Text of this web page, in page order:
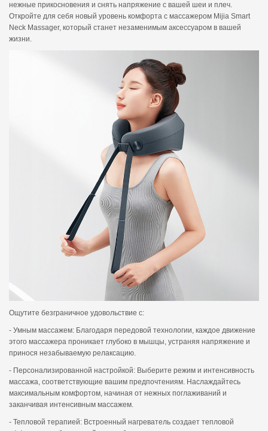
нежные прикосновения и снять напряжение с вашей шеи и плеч.
Откройте для себя новый уровень комфорта с массажером Mijia Smart
Neck Massager, который станет незаменимым аксессуаром в вашей
жизни.
Ощутите безграничное удовольствие с:
- Умным массажем: Благодаря передовой технологии, каждое движение
этого массажера проникает глубоко в мышцы, устраняя напряжение и
принося незабываемую релаксацию.
- Персонализированной настройкой: Выберите режим и интенсивность
массажа, соответствующие вашим предпочтениям. Наслаждайтесь
максимальным комфортом, начиная от нежных поглаживаний и
заканчивая интенсивным массажем.
- Тепловой терапией: Встроенный нагреватель создает тепловой